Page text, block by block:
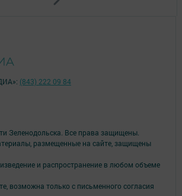
Зеленодольска. Все права защищены.
размещенные на сайте, защищены
и распространение в любом объеме
возможна только с письменного согласия
(843) 222 09 84